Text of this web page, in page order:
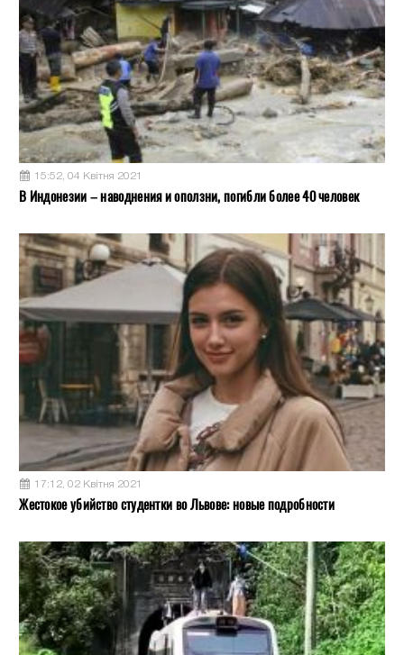
15:52, 04 Квітня 2021
В Индонезии – наводнения и оползни, погибли более 40 человек
17:12, 02 Квітня 2021
Жестокое убийство студентки во Львове: новые подробности